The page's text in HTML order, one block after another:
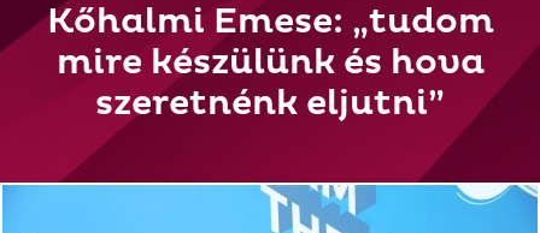
Kőhalmi Emese: „tudom
mire készülünk és hova
szeretnénk eljutni”